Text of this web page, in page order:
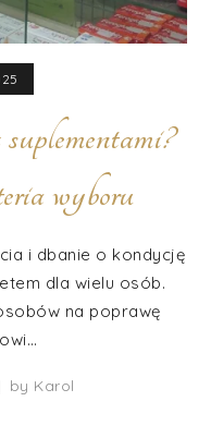
wyboru
i dbanie o kondycję
dla wielu osób.
na poprawę
by Karol